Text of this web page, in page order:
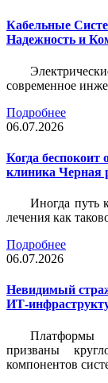
Кабельные
Надежность и
современное
Подробнее
06.07.2026
Когда беспокоит
клиника Черная
Иногда путь
лечения как
Подробнее
06.07.2026
Невидимый
ИТ-
Платформы
призваны
компонентов